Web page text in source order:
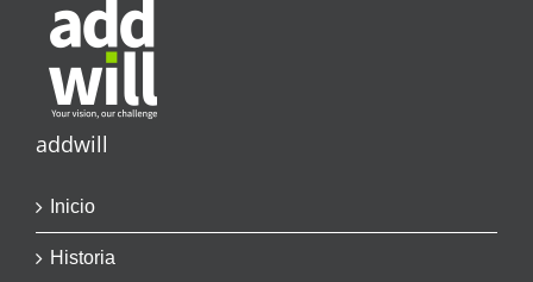
addwill
Inicio
Historia